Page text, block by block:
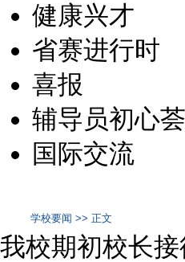
健康兴才
省赛进行时
喜报
辅导员初心荟
国际交流
学校要闻 >> 正文
我校期初校长